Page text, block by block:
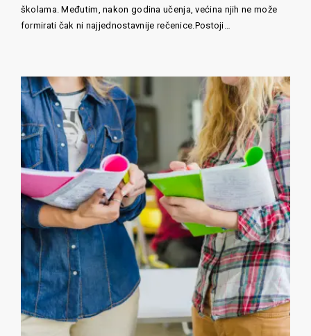
školama. Međutim, nakon godina učenja, većina njih ne može
formirati čak ni najjednostavnije rečenice.Postoji…